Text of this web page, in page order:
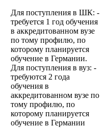
Для поступления в ШК: -
требуется 1 год обучения
в аккредитованном вузе
по тому профилю, по
которому планируется
обучение в Германии.
Для поступления в вуз: -
требуются 2 года
обучения в
аккредитованном вузе по
тому профилю, по
которому планируется
обучение в Германии